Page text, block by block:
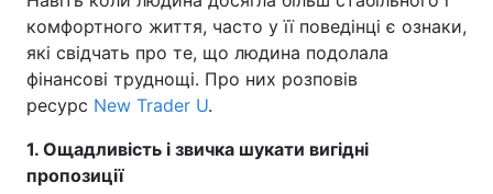
комфортного життя, часто у її поведінці є ознаки,
які свідчать про те, що людина подолала
фінансові труднощі. Про них розповів
ресурс New Trader U.
1. Ощадливість і звичка шукати вигідні
пропозиції